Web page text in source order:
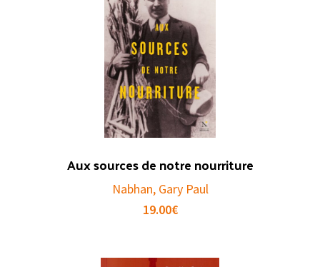
Aux sources de notre nourriture
Nabhan, Gary Paul
19.00€